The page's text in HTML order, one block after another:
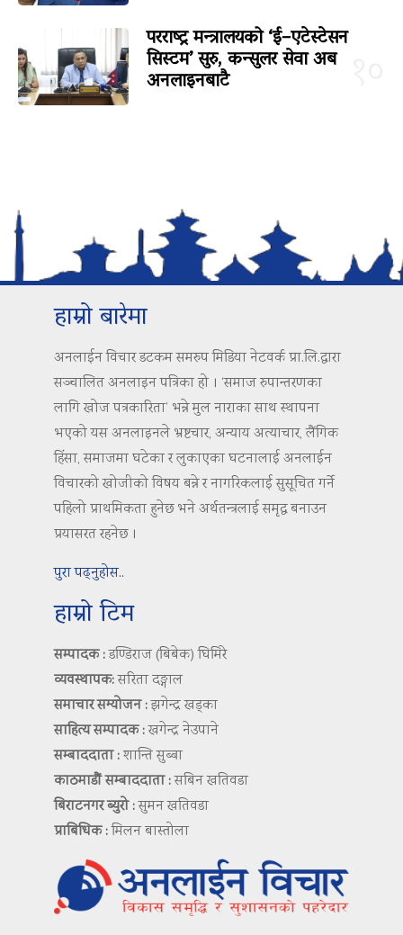
परराष्ट्र मन्त्रालयको ‘ई–एटेस्टेसन
सिस्टम’ सुरु, कन्सुलर सेवा अब
अनलाइनबाटै
हाम्रो बारेमा
अनलाईन विचार डटकम समरुप मिडिया नेटवर्क प्रा.लि.द्वारा
सञ्चालित अनलाइन पत्रिका हो । ‘समाज रुपान्तरणका
लागि खोज पत्रकारिता’ भन्ने मुल नाराका साथ स्थापना
भएको यस अनलाइनले भ्रष्टचार, अन्याय अत्याचार, लैंगिक
हिंसा, समाजमा घटेका र लुकाएका घटनालाई अनलाईन
विचारको खोजीको विषय बन्ने र नागरिकलाई सुसूचित गर्ने
पहिलो प्राथमिकता हुनेछ भने अर्थतन्त्रलाई समृद्ध बनाउन
प्रयासरत रहनेछ ।
पुरा पढ्नुहोस..
हाम्रो टिम
सम्पादक :डण्डिराज (बिबेक) घिमिरे
व्यवस्थापक:सरिता दङ्गाल
समाचार सम्योजन :झगेन्द्र खड्का
साहित्य सम्पादक :खगेन्द्र नेउपाने
सम्बाददाता :शान्ति सुब्बा
काठमाडौं सम्बाददाता :सबिन खतिवडा
बिराटनगर ब्युरो :सुमन खतिवडा
प्राबिधिक :मिलन बास्तोला